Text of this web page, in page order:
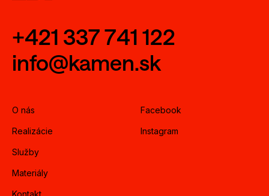
+421 337 741 122
info@kamen.sk
O nás
Realizácie
Služby
Materiály
Facebook
Instagram